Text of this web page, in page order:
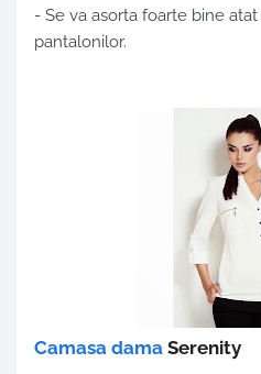
- Se va asorta foarte bine
pantalonilor.
Camasa dama Serenity